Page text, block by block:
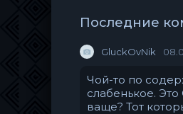
Последние
GluckOvNik
Чой-то по
слабенькое.
ваще? Тот